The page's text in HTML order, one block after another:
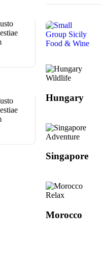
Wildlife
Hungary
Adventure
Singapore
Relax
Morocco